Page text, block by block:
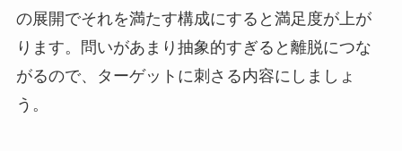
の展開でそれを満たす構成にすると満足度が上が
ります。問いがあまり抽象的すぎると離脱につな
がるので、ターゲットに刺さる内容にしましょ
う。